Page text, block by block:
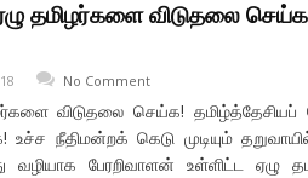
தமிழர்களை விடுதலை
No Comment
விடுதலை செய்க! தமிழ்த்தேசியப்
நீதிமன்றக் கெடு முடியும்
வழியாக பேரறிவாளன் உள்ளிட்ட ஏழு